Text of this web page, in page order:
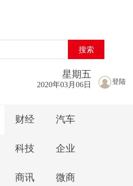
搜索
登陆
星期五
2020年03月06日
财经 汽车
科技 企业
商讯 微商